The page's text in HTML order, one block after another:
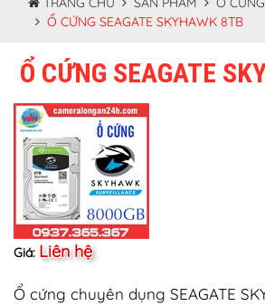
Ổ CỨNG SEAGATE SKYHAWK 8TB
Ổ CỨNG SEAGATE
Giá: Liên hệ
Ổ cứng chuyên dụng SEAGATE